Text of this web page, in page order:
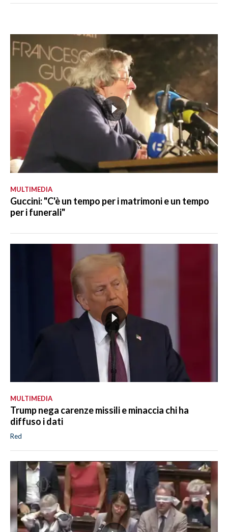
MULTIMEDIA
Guccini: "C'è un tempo per i matrimoni e un tempo
per i funerali"
MULTIMEDIA
Trump nega carenze missili e minaccia chi ha
diffuso i dati
Red